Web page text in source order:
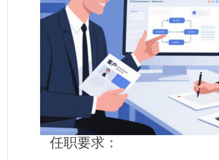
任职要求：